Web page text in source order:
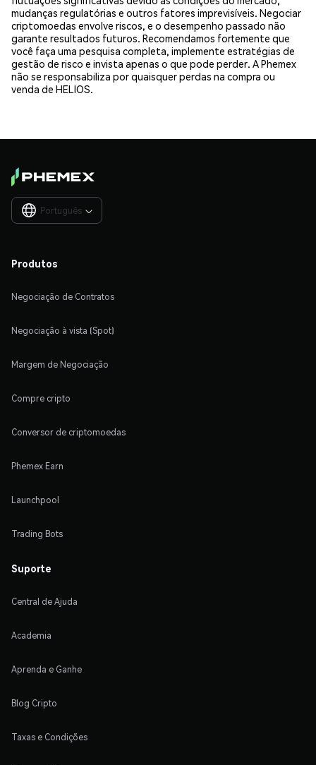
mudanças regulatórias e outros fatores imprevisíveis. Negociar
criptomoedas envolve riscos, e o desempenho passado não
garante resultados futuros. Recomendamos fortemente que
você faça uma pesquisa completa, implemente estratégias de
gestão de risco e invista apenas o que pode perder. A Phemex
não se responsabiliza por quaisquer perdas na compra ou
venda de HELIOS.
Português 
Produtos
Negociação de Contratos
Negociação à vista (Spot)
Margem de Negociação
Compre cripto
Conversor de criptomoedas
Phemex Earn
Launchpool
Trading Bots
Suporte
Central de Ajuda
Academia
Aprenda e Ganhe
Blog Cripto
Taxas e Condições